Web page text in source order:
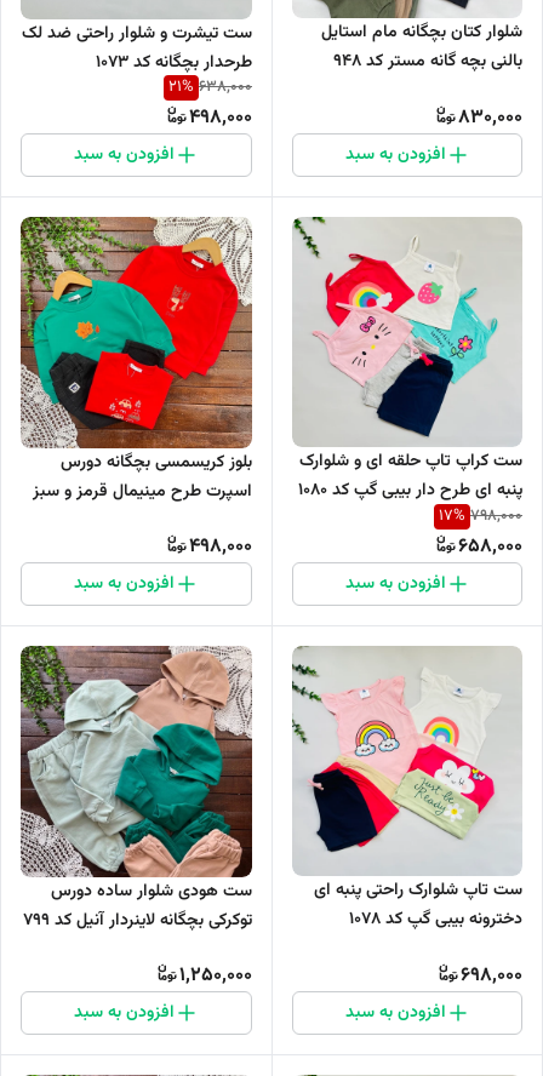
شلوار کتان بچگانه مام استایل
بالنی بچه گانه مستر کد ۹۴۸
830,000
افزودن به سبد
ست تیشرت و شلوار راحتی ضد لک
طرحدار بچگانه کد 1073
638,000
21%
498,000
افزودن به سبد
ست کراپ تاپ حلقه ای و شلوارک
پنبه ای طرح دار بیبی گپ کد 1080
798,000
17%
658,000
افزودن به سبد
بلوز کریسمسی بچگانه دورس
اسپرت طرح مینیمال قرمز و سبز
498,000
افزودن به سبد
ست تاپ شلوارک راحتی پنبه ای
دخترونه بیبی گپ کد ۱۰۷۸
698,000
افزودن به سبد
ست هودی شلوار ساده دورس
توکرکی بچگانه لاینردار آنیل کد ۷۹۹
1,250,000
افزودن به سبد